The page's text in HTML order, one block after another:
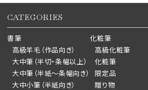
CATEGORIES
書筆
高級羊毛（作品向き）
大中筆（半切・条幅以上）
大中筆（半紙～条幅向き）
大中小筆（半紙向き）
化粧筆
高級化粧筆
化粧筆
限定品
贈り物